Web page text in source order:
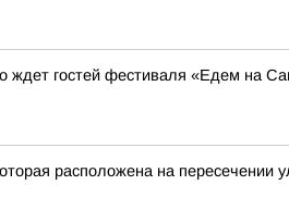
ждет гостей фестиваля «Едем на
расположена на пересечении